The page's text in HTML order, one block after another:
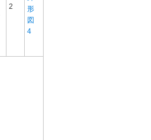
2
形
図
4